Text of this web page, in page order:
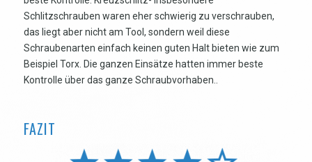
Schlitzschrauben waren eher schwierig zu verschrauben,
das liegt aber nicht am Tool, sondern weil diese
Schraubenarten einfach keinen guten Halt bieten wie zum
Beispiel Torx. Die ganzen Einsätze hatten immer beste
Kontrolle über das ganze Schraubvorhaben..
FAZIT